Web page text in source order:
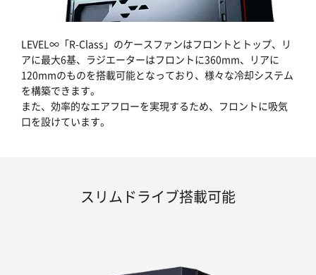
LEVEL∞「R-Class」のケースファンはフロントとトップ、リ
アに最大6基、ラジエーターはフロントに360mm、リアに
120mmのものを搭載可能となっており、様々な冷却システム
を構築できます。
また、効率的なエアフローを実現するため、フロントに吸気
口を設けています。
スリムドライブ搭載可能